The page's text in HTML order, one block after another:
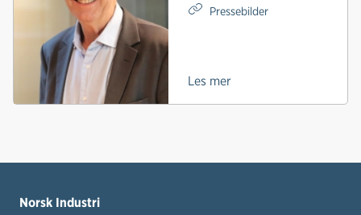
Pressebilder
Les mer
Norsk Industri